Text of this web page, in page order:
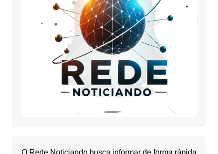
O Rede Noticiando busca informar de forma rápida